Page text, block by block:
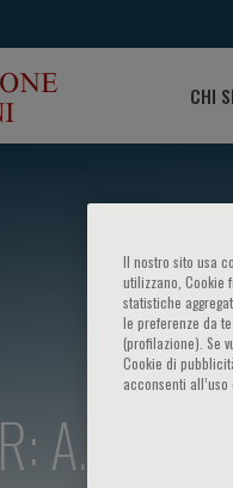
CHI
R: A. Norris
Il nostro sito usa
utilizzano, Cookie
statistiche
le preferenze da
(profilazione). Se
Cookie di
acconsenti